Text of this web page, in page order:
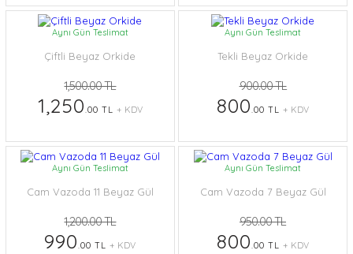
Aynı Gün Teslimat
Çiftli Beyaz Orkide
1,500.00 TL
1,250.00 TL + KDV
Aynı Gün Teslimat
Tekli Beyaz Orkide
900.00 TL
800.00 TL+ KDV
Aynı Gün Teslimat
Cam Vazoda 11 Beyaz Gül
1,200.00 TL
990.00 TL+ KDV
Aynı Gün Teslimat
Cam Vazoda 7 Beyaz Gül
950.00 TL
800.00 TL+ KDV